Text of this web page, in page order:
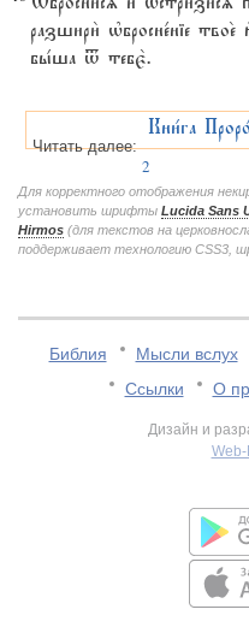
разшири2 њбросне1ніе
бы1ша t тебє2.
Читать далее:
Кни1га
2
Для корректного отображения
установить шрифты Lucida Sans
Hirmos (для текстов на
поддерживает технологию CSS3,
Библия Мысли вслух
Ссылки
О
Дизайн и